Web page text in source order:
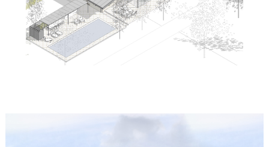
Pordenone, Italie
Client privé
Edil restauro SNC (Gros œuvre, charpente)
Termoidraulica Muzzin (Plomberie)
Maxenergy SAS (Photovoltaïque)